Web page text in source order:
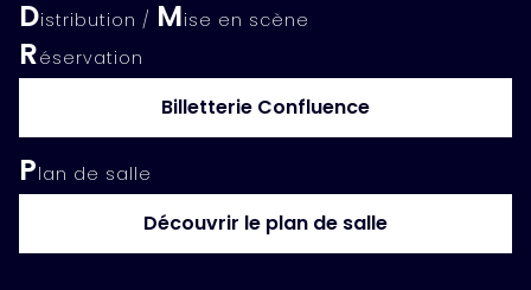
Distribution / Mise en scène
Réservation
Billetterie Confluence
Plan de salle
Découvrir le plan de salle